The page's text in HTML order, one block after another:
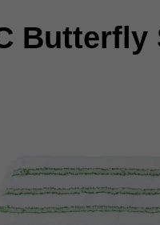
Butterfly